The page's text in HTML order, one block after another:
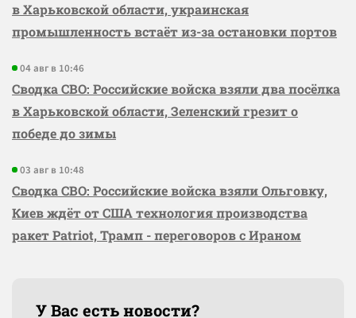
в Харьковской области, украинская
промышленность встаёт из-за остановки портов
04 авг в 10:46
Сводка СВО: Российские войска взяли два посёлка
в Харьковской области, Зеленский грезит о
победе до зимы
03 авг в 10:48
Сводка СВО: Российские войска взяли Ольговку,
Киев ждёт от США технология производства
ракет Patriot, Трамп - переговоров с Ираном
У Вас есть новости?